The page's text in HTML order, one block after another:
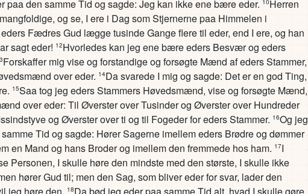
paa den samme Tid og sagde: Jeg kan ikke ene bære eder.
Herren
og se, I ere i Dag som Stjernerne paa Himmelen i
Fædres Gud lægge tusinde Gange flere til eder, end I ere, og han
sagt eder! 12Hvorledes kan jeg ene bære eders Besvær og eders
Forskaffer mig vise og forstandige og forsøgte Mænd af eders Stammer,
over eder. 14Da svarede I mig og sagde: Det er en god Ting,
15Saa tog jeg eders Stammers Høvedsmænd, vise og forsøgte Mænd,
over eder: Til Øverster over Tusinder og Øverster over Hundreder
og Øverster over ti og til Fogeder for eders Stammer. 16Og jeg
Tid og sagde: Hører Sagerne imellem eders Brødre og dømmer
en Mand og hans Broder og imellem den fremmede hos ham. 17I
Personen, I skulle høre den mindste med den største, I skulle ikke
hører Gud til; men den Sag, som bliver eder for svar, lader den
18